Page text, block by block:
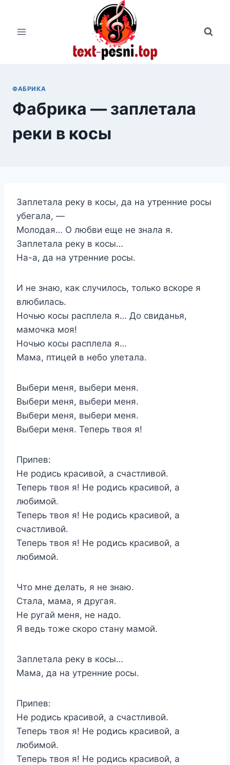
содержимому
ФАБРИКА
Фабрика — заплетала
реки в косы
Заплетала реку в косы, да на утренние росы
убегала, —
Молодая… О любви еще не знала я.
Заплетала реку в косы…
На-а, да на утренние росы.
И не знаю, как случилось, только вскоре я
влюбилась.
Ночью косы расплела я… До свиданья,
мамочка моя!
Ночью косы расплела я…
Мама, птицей в небо улетала.
Выбери меня, выбери меня.
Выбери меня, выбери меня.
Выбери меня, выбери меня.
Выбери меня. Теперь твоя я!
Припев:
Не родись красивой, а счастливой.
Теперь твоя я! Не родись красивой, а
любимой.
Теперь твоя я! Не родись красивой, а
счастливой.
Теперь твоя я! Не родись красивой, а
любимой.
Что мне делать, я не знаю.
Стала, мама, я другая.
Не ругай меня, не надо.
Я ведь тоже скоро стану мамой.
Заплетала реку в косы…
Мама, да на утренние росы.
Припев:
Не родись красивой, а счастливой.
Теперь твоя я! Не родись красивой, а
любимой.
Теперь твоя я! Не родись красивой, а